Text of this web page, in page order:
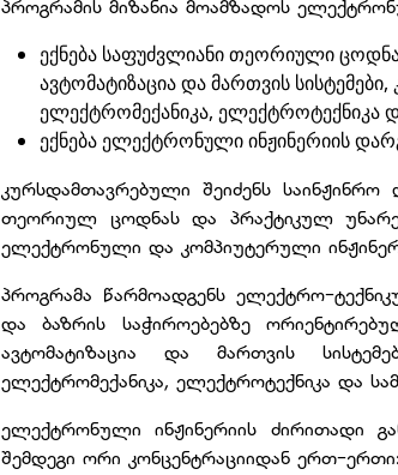
პროგრამის მიზანია მოამზადოს
ექნება საფუძვლიანი თეორიული
ავტომატიზაცია და მართვის
ელექტრომექანიკა, ელექტროტექნიკა
ექნება ელექტრონული ინჟინერიის
კურსდამთავრებული შეიძენს
თეორიულ ცოდნას და პრაქტიკულ
ელექტრონული და კომპიუტერული
პროგრამა წარმოადგენს ელექტრო-
და ბაზრის საჭიროებებზე
ავტომატიზაცია და მართვის
ელექტრომექანიკა, ელექტროტექნიკა და
ელექტრონული ინჟინერიის ძირითადი
შემდეგი ორი კონცენტრაციიდან ერთ-ერთი: